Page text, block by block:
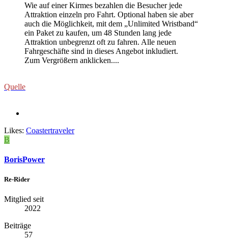
Wie auf einer Kirmes bezahlen die Besucher jede
Attraktion einzeln pro Fahrt. Optional haben sie aber
auch die Möglichkeit, mit dem „Unlimited Wristband“
ein Paket zu kaufen, um 48 Stunden lang jede
Attraktion unbegrenzt oft zu fahren. Alle neuen
Fahrgeschäfte sind in dieses Angebot inkludiert.
Zum Vergrößern anklicken....
Quelle
Likes: Coastertraveler
B
BorisPower
Re-Rider
Mitglied seit
2022
Beiträge
57